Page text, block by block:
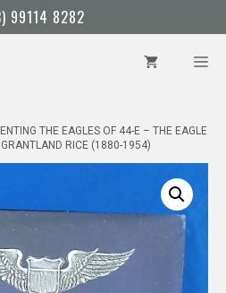
99114 8282
THE EAGLES OF 44-E – THE EAGLE
RICE (1880-1954)